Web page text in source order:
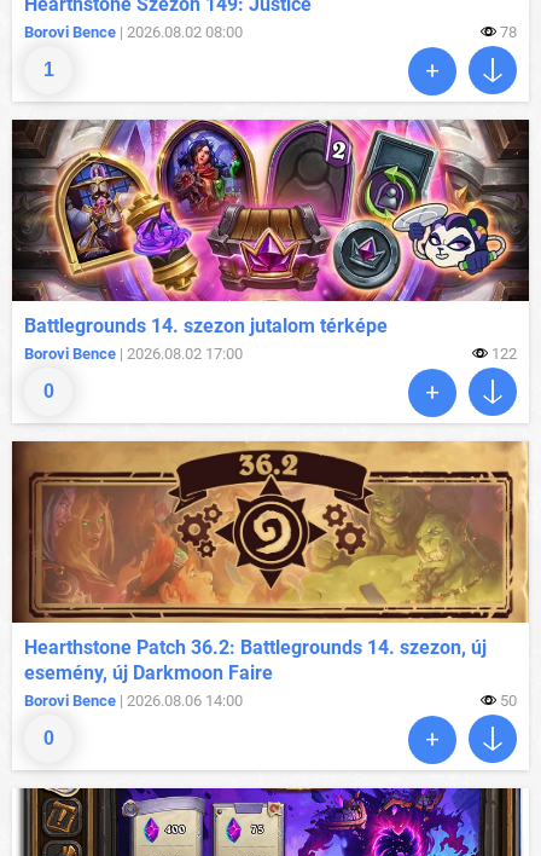
1
Borovi Bence | 2026.08.02 08:00 78
0
Battlegrounds 14. szezon jutalom térképe
Borovi Bence | 2026.08.02 17:00 122
0
Hearthstone Patch 36.2: Battlegrounds 14. szezon, új
esemény, új Darkmoon Faire
Borovi Bence | 2026.08.06 14:00 50